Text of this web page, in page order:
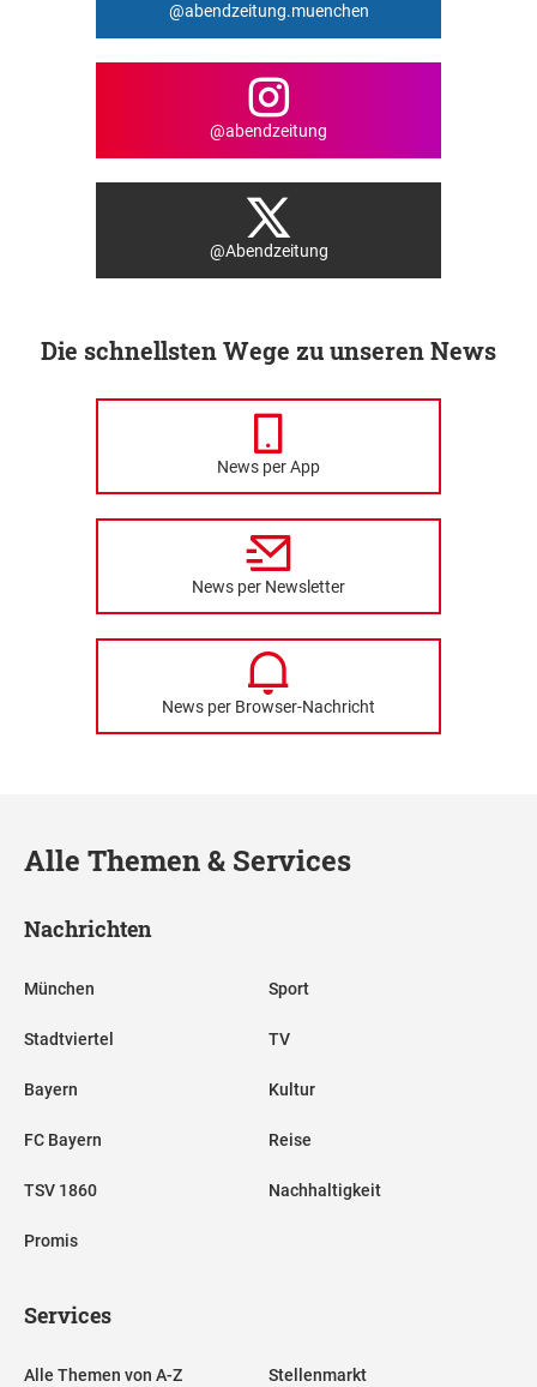
@abendzeitung.muenchen
@abendzeitung
@Abendzeitung
Die schnellsten Wege zu unseren News
News per App
News per Newsletter
News per Browser-Nachricht
Alle Themen & Services
Nachrichten
München
Stadtviertel
Bayern
FC Bayern
TSV 1860
Promis
Sport
TV
Kultur
Reise
Nachhaltigkeit
Services
Alle Themen von A-Z Stellenmarkt